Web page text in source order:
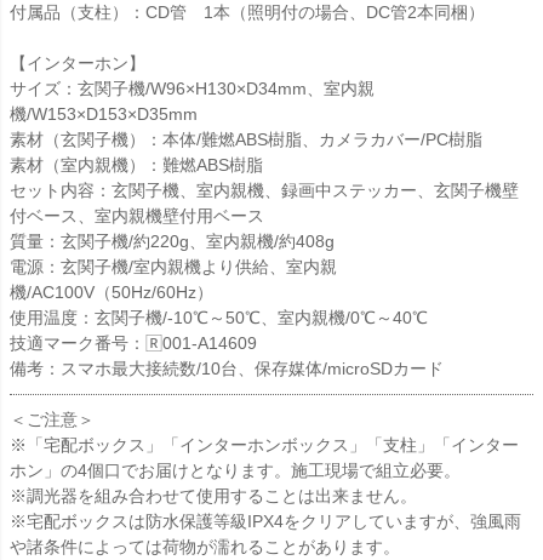
付属品（支柱）：CD管 1本（照明付の場合、DC管2本同梱）
【インターホン】
サイズ：玄関子機/W96×H130×D34mm、室内親
機/W153×D153×D35mm
素材（玄関子機）：本体/難燃ABS樹脂、カメラカバー/PC樹脂
素材（室内親機）：難燃ABS樹脂
セット内容：玄関子機、室内親機、録画中ステッカー、玄関子機壁
付ベース、室内親機壁付用ベース
質量：玄関子機/約220g、室内親機/約408g
電源：玄関子機/室内親機より供給、室内親
機/AC100V（50Hz/60Hz）
使用温度：玄関子機/-10℃～50℃、室内親機/0℃～40℃
技適マーク番号：🅁001-A14609
備考：スマホ最大接続数/10台、保存媒体/microSDカード
＜ご注意＞
※「宅配ボックス」「インターホンボックス」「支柱」「インター
ホン」の4個口でお届けとなります。施工現場で組立必要。
※調光器を組み合わせて使用することは出来ません。
※宅配ボックスは防水保護等級IPX4をクリアしていますが、強風雨
や諸条件によっては荷物が濡れることがあります。